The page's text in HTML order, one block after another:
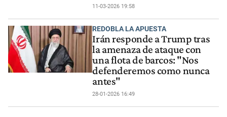
11-03-2026 19:58
REDOBLA LA APUESTA
Irán responde a Trump tras
la amenaza de ataque con
una flota de barcos: "Nos
defenderemos como nunca
antes"
28-01-2026 16:49